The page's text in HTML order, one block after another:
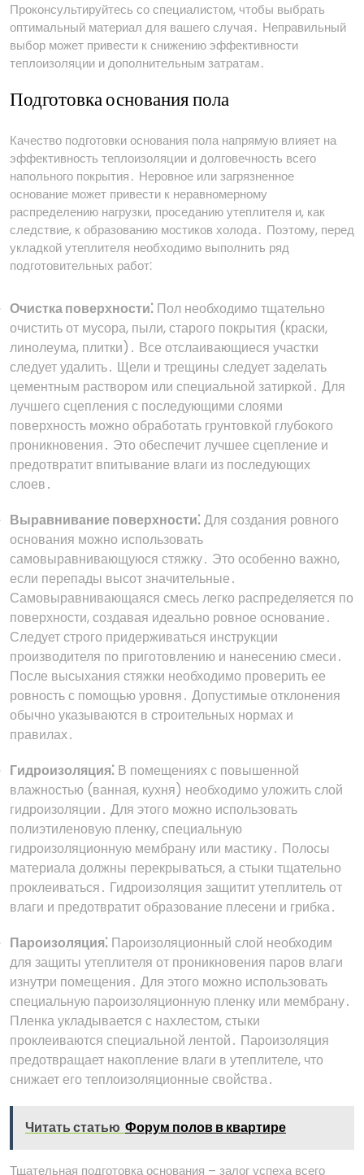
Проконсультируйтесь со специалистом, чтобы выбрать
оптимальный материал для вашего случая․ Неправильный
выбор может привести к снижению эффективности
теплоизоляции и дополнительным затратам․
Подготовка основания пола
Качество подготовки основания пола напрямую влияет на
эффективность теплоизоляции и долговечность всего
напольного покрытия․ Неровное или загрязненное
основание может привести к неравномерному
распределению нагрузки, проседанию утеплителя и, как
следствие, к образованию мостиков холода․ Поэтому, перед
укладкой утеплителя необходимо выполнить ряд
подготовительных работ⁚
Очистка поверхности⁚ Пол необходимо тщательно
очистить от мусора, пыли, старого покрытия (краски,
линолеума, плитки)․ Все отслаивающиеся участки
следует удалить․ Щели и трещины следует заделать
цементным раствором или специальной затиркой․ Для
лучшего сцепления с последующими слоями
поверхность можно обработать грунтовкой глубокого
проникновения․ Это обеспечит лучшее сцепление и
предотвратит впитывание влаги из последующих
слоев․
Выравнивание поверхности⁚Для создания ровного
основания можно использовать
самовыравнивающуюся стяжку․ Это особенно важно,
если перепады высот значительные․
Самовыравнивающаяся смесь легко распределяется по
поверхности, создавая идеально ровное основание․
Следует строго придерживаться инструкции
производителя по приготовлению и нанесению смеси․
После высыхания стяжки необходимо проверить ее
ровность с помощью уровня․ Допустимые отклонения
обычно указываются в строительных нормах и
правилах․
Гидроизоляция⁚ В помещениях с повышенной
влажностью (ванная, кухня) необходимо уложить слой
гидроизоляции․ Для этого можно использовать
полиэтиленовую пленку, специальную
гидроизоляционную мембрану или мастику․ Полосы
материала должны перекрываться, а стыки тщательно
проклеиваться․ Гидроизоляция защитит утеплитель от
влаги и предотвратит образование плесени и грибка․
Пароизоляция⁚ Пароизоляционный слой необходим
для защиты утеплителя от проникновения паров влаги
изнутри помещения․ Для этого можно использовать
специальную пароизоляционную пленку или мембрану․
Пленка укладывается с нахлестом, стыки
проклеиваются специальной лентой․ Пароизоляция
предотвращает накопление влаги в утеплителе, что
снижает его теплоизоляционные свойства․
Читать статью Форум полов в квартире
Тщательная подготовка основания – залог успеха всего